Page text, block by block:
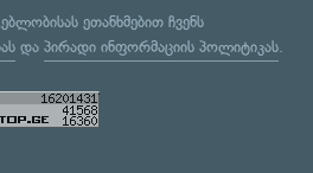
ეთანხმებით ჩვენს
და პირადი ინფორმაციის პოლიტიკას.